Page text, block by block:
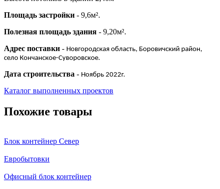
Площадь застройки - 9,6м².
Полезная площадь здания - 9,20м².
Адрес поставки - Новгородская область, Боровичский район,
село Кончанское-Суворовское.
Дата строительства - Ноябрь 2022г.
Каталог выполненных проектов
Похожие товары
Блок контейнер Север
Евробытовки
Офисный блок контейнер